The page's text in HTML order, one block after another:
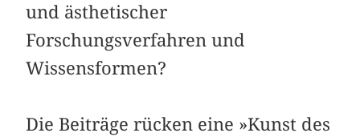
und ästhetischer
Forschungsverfahren und
Wissensformen?
Die Beiträge rücken eine »Kunst des